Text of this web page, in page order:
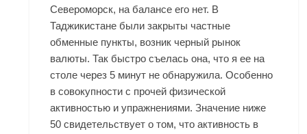
Североморск, на балансе его нет. В
Таджикистане были закрыты частные
обменные пункты, возник черный рынок
валюты. Так быстро съелась она, что я ее на
столе через 5 минут не обнаружила. Особенно
в совокупности с прочей физической
активностью и упражнениями. Значение ниже
50 свидетельствует о том, что активность в